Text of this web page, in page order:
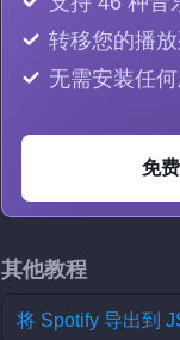
转移您的播
无需安装任
免
其他教程
将 Spotify 导出到